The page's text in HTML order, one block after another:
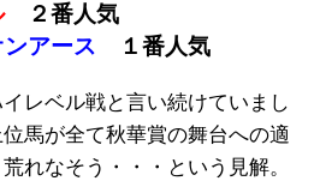
２番人気
アース １番人気
レベル戦と言い続けていまし
馬が全て秋華賞の舞台への適
れなそう・・・という見解。